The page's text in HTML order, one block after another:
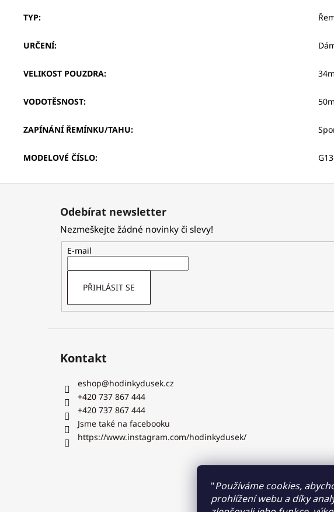
"Používáme cookies,
prohlížení webu a díky
TYP:
URČENÍ:
VELIKOST POUZDRA:
VODOTĚSNOST:
ZAPÍNÁNÍ ŘEMÍNKU/TAHU:
MODELOVÉ ČÍSLO:
Odebírat newsletter
Nezmeškejte žádné novinky či slevy!
E-mail
PŘIHLÁSIT SE
Kontakt
eshop@hodinkydusek.cz
+420 737 867 444
+420 737 867 444
Jsme také na facebooku
https://www.instagram.com/hodinkydusek/